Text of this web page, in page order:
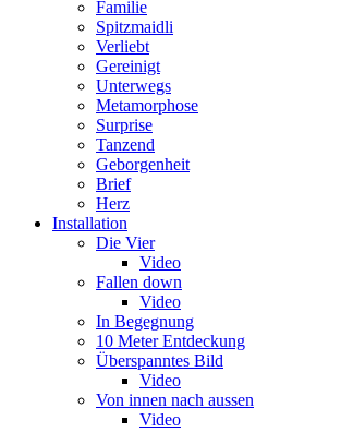
Familie
Spitzmaidli
Verliebt
Gereinigt
Unterwegs
Metamorphose
Surprise
Tanzend
Geborgenheit
Brief
Herz
Installation
Die Vier
Video
Fallen down
Video
In Begegnung
10 Meter Entdeckung
Überspanntes Bild
Video
Von innen nach aussen
Video